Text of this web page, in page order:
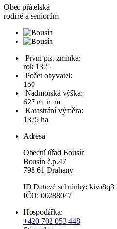
Obec přátelská
rodině a seniorům
První pís. zmínka:
rok 1325
Počet obyvatel:
150
Nadmořská výška:
627 m. n. m.
Katastrání výměra:
1375 ha
Adresa
Obecní úřad Bousín
Bousín č.p.47
798 61 Drahany
ID Datové schránky: kiva8q3
IČO: 00288047
Hospodářka:
+420 702 053 448